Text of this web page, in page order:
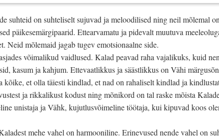
suhteid on suhteliselt sujuvad ja meloodilised ning neil mõlemal
päikesemärgipaarid. Ettearvamatu ja pidevalt muutuva
Neid mõlemaid jagab tugev emotsionaalne side.
võimalikud vaidlused. Kalad peavad raha vajalikuks, kuid
kasum ja kahjum. Ettevaatlikkus ja säästlikkus on Vähi
kõike, et olla täiesti kindlad, et nad on rahaliselt kindlad ja
ja rikkalikust kodust ning mõnikord on tal raske mõista
unistaja ja Vähk, kujutlusvõimeline töötaja, kui kipuvad koos
mehe vahel on harmooniline. Erinevused nende vahel on